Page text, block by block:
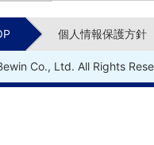
個人情報保護方針
Co., Ltd. All Rights